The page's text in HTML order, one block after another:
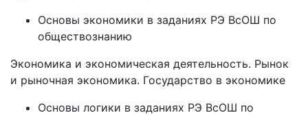
Основы экономики в заданиях РЭ ВсОШ по
обществознанию
Экономика и экономическая деятельность. Рынок
и рыночная экономика. Государство в экономике
Основы логики в заданиях РЭ ВсОШ по